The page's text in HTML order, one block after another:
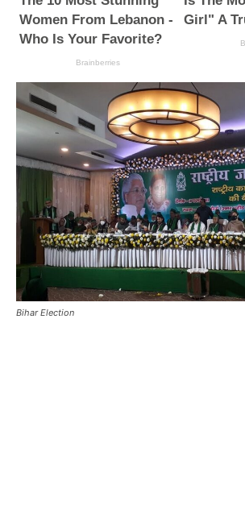
Bihar Election